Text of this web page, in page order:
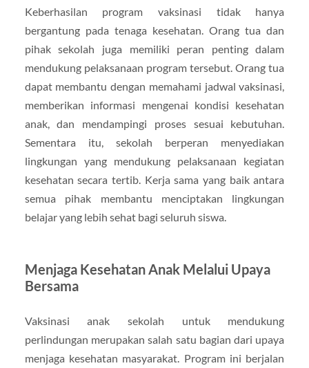
Keberhasilan program vaksinasi tidak hanya
bergantung pada tenaga kesehatan. Orang tua dan
pihak sekolah juga memiliki peran penting dalam
mendukung pelaksanaan program tersebut. Orang tua
dapat membantu dengan memahami jadwal vaksinasi,
memberikan informasi mengenai kondisi kesehatan
anak, dan mendampingi proses sesuai kebutuhan.
Sementara itu, sekolah berperan menyediakan
lingkungan yang mendukung pelaksanaan kegiatan
kesehatan secara tertib. Kerja sama yang baik antara
semua pihak membantu menciptakan lingkungan
belajar yang lebih sehat bagi seluruh siswa.
Menjaga Kesehatan Anak Melalui Upaya
Bersama
Vaksinasi anak sekolah untuk mendukung
perlindungan merupakan salah satu bagian dari upaya
menjaga kesehatan masyarakat. Program ini berjalan